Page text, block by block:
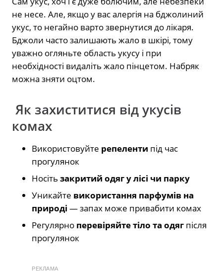
не несе. Але, якщо у вас алергія на бджолиний
укус, то негайно варто звернутися до лікаря.
Бджоли часто залишають жало в шкірі, тому
уважно огляньте область укусу і при
необхідності видаліть жало пінцетом. Набряк
можна зняти оцтом.
Як захиститися від укусів
комах
Використовуйте репеленти під час
прогулянок
Носіть закритий одяг у лісі чи парку
Уникайте використання парфумів на
природі — запах може привабити комах
Регулярно перевіряйте тіло та одяг після
прогулянок
РЕКЛАМА